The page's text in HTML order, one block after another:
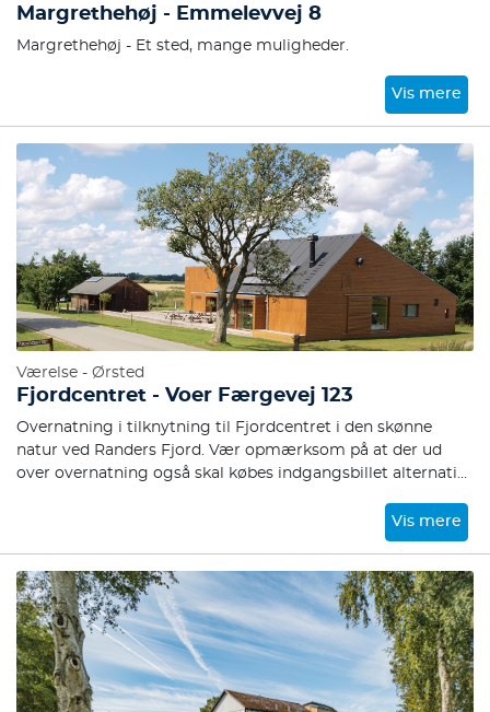
Margrethehøj - Emmelevvej 8
Margrethehøj - Et sted, mange muligheder.
Vis mere
Værelse - Ørsted
Fjordcentret - Voer Færgevej 123
Overnatning i tilknytning til Fjordcentret i den skønne
natur ved Randers Fjord. Vær opmærksom på at der ud
over overnatning også skal købes indgangsbillet alternativt
Vis mere